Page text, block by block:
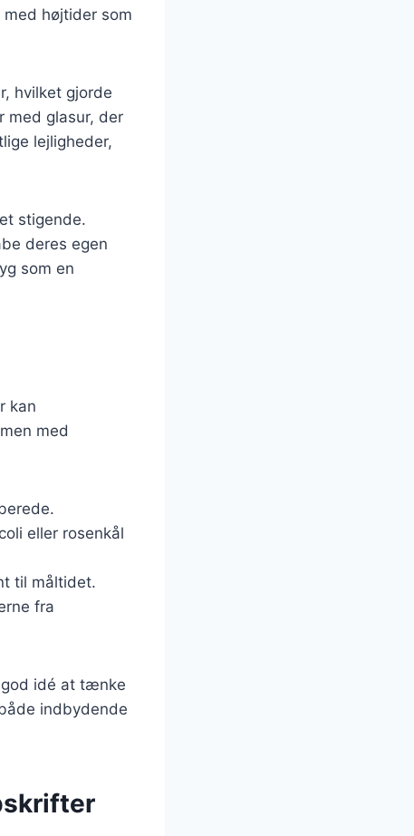
højtider som
hvilket gjorde
med glasur, der
lejligheder,
stigende.
deres egen
som en
kan
med
eller rosenkål
til måltidet.
fra
god idé at tænke
indbydende